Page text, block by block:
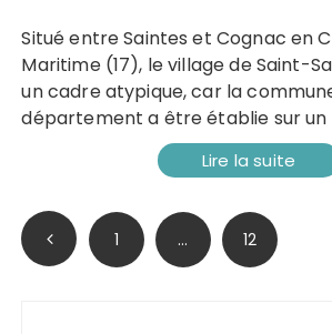
Situé entre Saintes et Cognac en Charente-
Maritime (17), le village de Saint-
un cadre atypique, car la
département a être établie sur un
Lire la suite
Pagination
des 1 … 12